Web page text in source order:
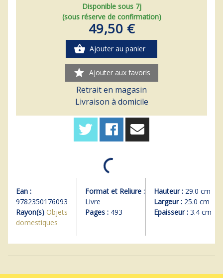
Disponible sous 7j
(sous réserve de confirmation)
49,50 €
shopping_basket Ajouter au panier
star Ajouter aux favoris
Retrait en magasin
Livraison à domicile
Ean :
9782350176093
Rayon(s) Objets
domestiques
Format et Reliure :
Livre
Pages :493
Hauteur : 29.0 cm
Largeur : 25.0 cm
Epaisseur : 3.4 cm